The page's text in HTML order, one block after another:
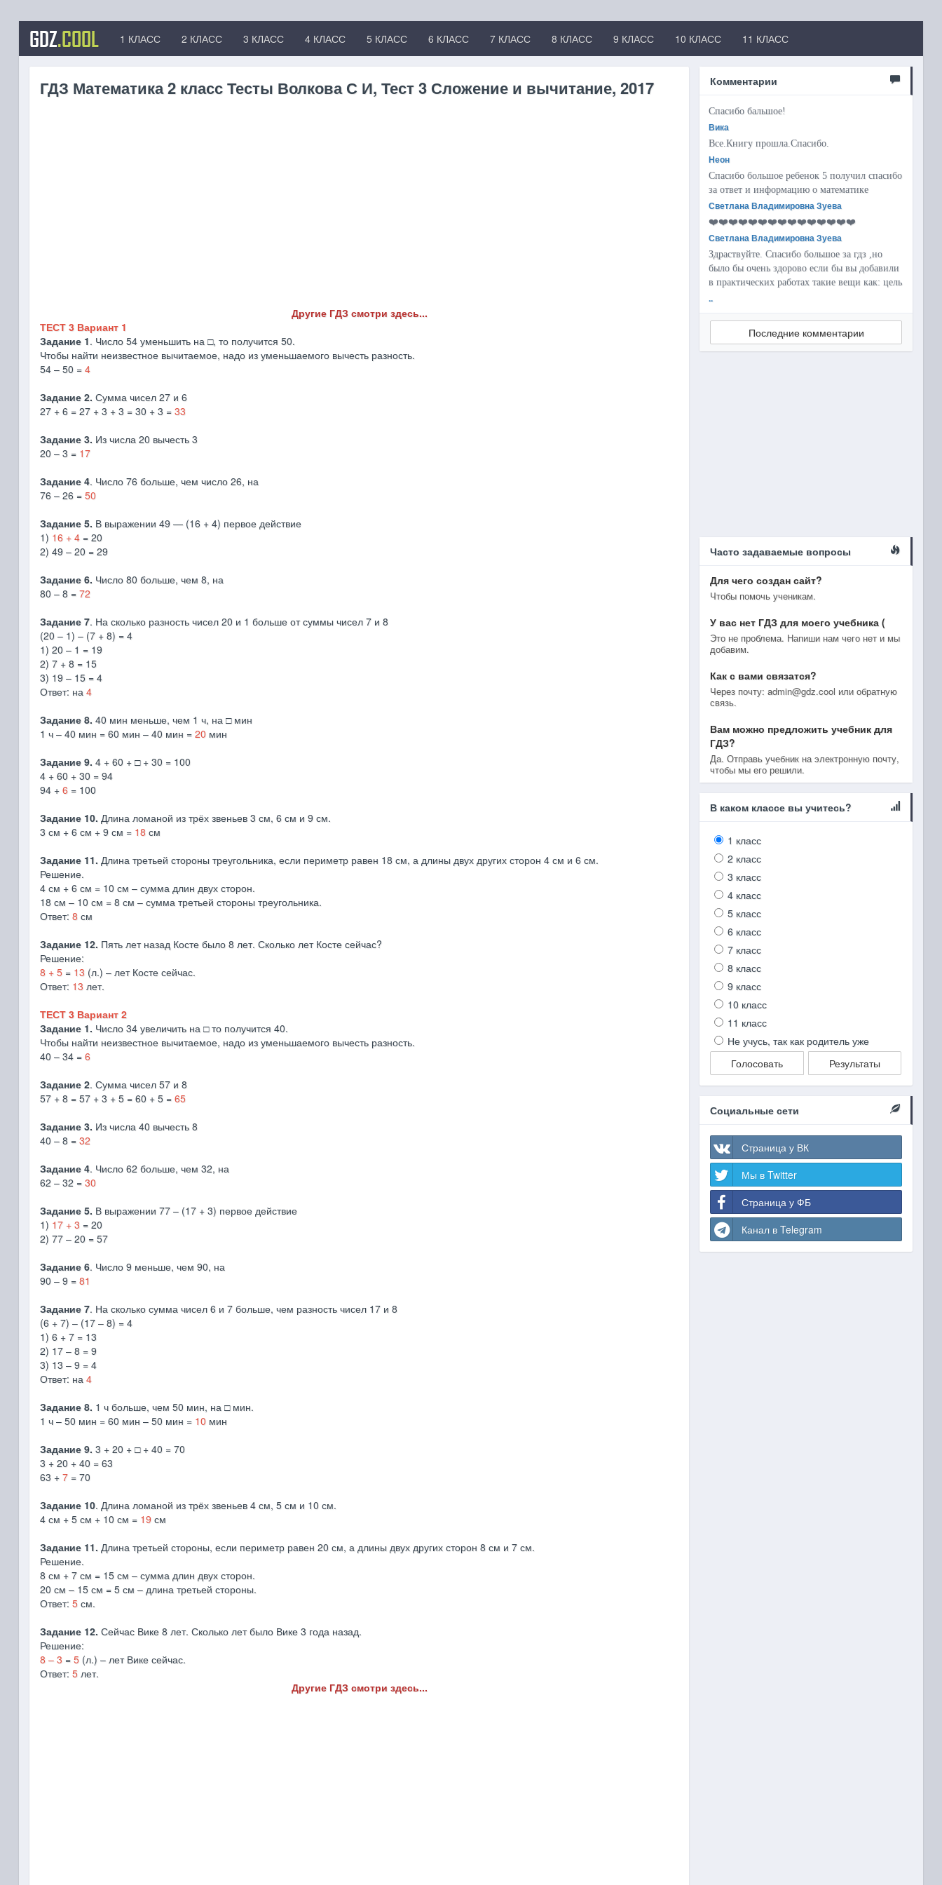
GDZ.COOL 1 КЛАСС 2 КЛАСС 3 КЛАСС 4 КЛАСС 5 КЛАСС 6 КЛАСС 7 КЛАСС 8 КЛАСС 9 КЛАСС 10 КЛАСС 11 КЛАСС
ГДЗ Математика 2 класс Тесты Волкова С И, Тест 3 Сложение и вычитание, 2017
Другие ГДЗ смотри здесь...
ТЕСТ 3 Вариант 1
Задание 1. Число 54 уменьшить на □, то получится 50.
Чтобы найти неизвестное вычитаемое, надо из уменьшаемого вычесть разность.
54 – 50 = 4
Задание 2. Сумма чисел 27 и 6
27 + 6 = 27 + 3 + 3 = 30 + 3 = 33
Задание 3. Из числа 20 вычесть 3
20 – 3 = 17
Задание 4. Число 76 больше, чем число 26, на
76 – 26 = 50
Задание 5. В выражении 49 — (16 + 4) первое действие
1) 16 + 4 = 20
2) 49 – 20 = 29
Задание 6. Число 80 больше, чем 8, на
80 – 8 = 72
Задание 7. На сколько разность чисел 20 и 1 больше от суммы чисел 7 и 8
(20 – 1) – (7 + 8) = 4
1) 20 – 1 = 19
2) 7 + 8 = 15
3) 19 – 15 = 4
Ответ: на 4
Задание 8. 40 мин меньше, чем 1 ч, на □ мин
1 ч – 40 мин = 60 мин – 40 мин = 20мин
Задание 9. 4 + 60 + □ + 30 = 100
4 + 60 + 30 = 94
94 + 6= 100
Задание 10. Длина ломаной из трёх звеньев 3 см, 6 см и 9 см.
3 см + 6 см + 9 см = 18см
Задание 11. Длина третьей стороны треугольника, если периметр равен 18 см, а длины двух других сторон 4 см и 6 см.
Решение.
4 см + 6 см = 10 см – сумма длин двух сторон.
18 см – 10 см = 8 см – сумма третьей стороны треугольника.
Ответ: 8см
Задание 12. Пять лет назад Косте было 8 лет. Сколько лет Косте сейчас?
Решение:
8 + 5 = 13 (л.) – лет Косте сейчас.
Ответ: 13 лет.
ТЕСТ 3 Вариант 2
Задание 1. Число 34 увеличить на □ то получится 40.
Чтобы найти неизвестное вычитаемое, надо из уменьшаемого вычесть разность.
40 – 34 = 6
Задание 2. Сумма чисел 57 и 8
57 + 8 = 57 + 3 + 5 = 60 + 5 = 65
Задание 3. Из числа 40 вычесть 8
40 – 8 = 32
Задание 4. Число 62 больше, чем 32, на
62 – 32 = 30
Задание 5. В выражении 77 – (17 + 3) первое действие
1) 17 + 3 = 20
2) 77 – 20 = 57
Задание 6. Число 9 меньше, чем 90, на
90 – 9 = 81
Задание 7. На сколько сумма чисел 6 и 7 больше, чем разность чисел 17 и 8
(6 + 7) – (17 – 8) = 4
1) 6 + 7 = 13
2) 17 – 8 = 9
3) 13 – 9 = 4
Ответ: на 4
Задание 8. 1 ч больше, чем 50 мин, на □ мин.
1 ч – 50 мин = 60 мин – 50 мин = 10мин
Задание 9. 3 + 20 + □ + 40 = 70
3 + 20 + 40 = 63
63 + 7= 70
Задание 10. Длина ломаной из трёх звеньев 4 см, 5 см и 10 см.
4 см + 5 см + 10 см = 19см
Задание 11. Длина третьей стороны, если периметр равен 20 см, а длины двух других сторон 8 см и 7 см.
Решение.
8 см + 7 см = 15 см – сумма длин двух сторон.
20 см – 15 см = 5 см – длина третьей стороны.
Ответ: 5см.
Задание 12. Сейчас Вике 8 лет. Сколько лет было Вике 3 года назад.
Решение:
8 – 3 = 5(л.) – лет Вике сейчас.
Ответ: 5 лет.
Другие ГДЗ смотри здесь...
Комментарии
Спасибо бальшое!
Вика
Все.Книгу прошла.Спасибо.
Неон
Спасибо большое ребенок 5 получил спасибо
за ответ и информацию о математике
Светлана Владимировна Зуева
❤️❤️❤️❤️❤️❤️❤️❤️❤️❤️❤️❤️❤️❤️❤️
Светлана Владимировна Зуева
Здраствуйте. Спасибо большое за гдз ,но
было бы очень здорово если бы вы добавили
в практических работах такие вещи как: цель
..
Последние комментарии
Часто задаваемые вопросы
Для чего создан сайт?
Чтобы помочь ученикам.
У вас нет ГДЗ для моего учебника (
Это не проблема. Напиши нам чего нет и мы
добавим.
Как с вами связатся?
Через почту: admin@gdz.cool или обратную
связь.
Вам можно предложить учебник для
ГДЗ?
Да. Отправь учебник на электронную почту,
чтобы мы его решили.
В каком классе вы учитесь?
1 класс
2 класс
3 класс
4 класс
5 класс
6 класс
7 класс
8 класс
9 класс
10 класс
11 класс
Не учусь, так как родитель уже
Голосовать
Результаты
Социальные сети
Страница у ВК
Мы в Twitter
Страница у ФБ
Канал в Telegram